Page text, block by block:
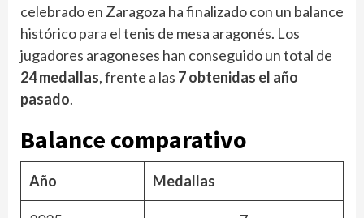
celebrado en Zaragoza ha finalizado con un balance
histórico para el tenis de mesa aragonés. Los
jugadores aragoneses han conseguido un total de
24 medallas, frente a las 7 obtenidas el año
pasado.
Balance comparativo
Año Medallas